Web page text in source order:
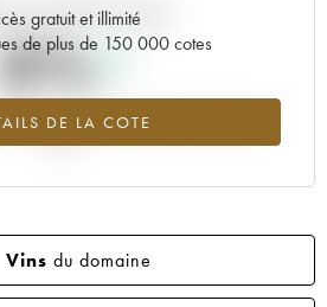
gratuit et illimité
de plus de 150 000 cotes
DE LA COTE
actuelle de la cote
0%
du millésime 1962 en 2026 par rapport à
Vins du domaine